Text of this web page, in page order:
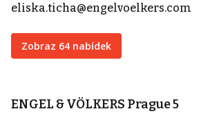
eliska.ticha@engelvoelkers.com
Zobraz 64 nabídek
ENGEL & VÖLKERS Prague 5